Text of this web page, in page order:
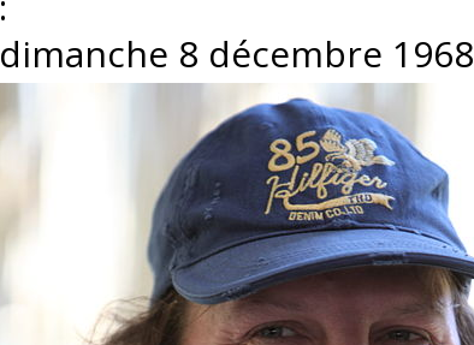
dimanche 8 décembre 1968